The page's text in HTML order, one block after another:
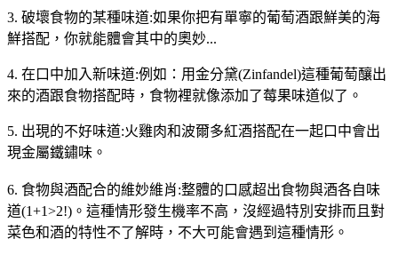
3. 破壞食物的某種味道:如果你把有單寧的葡萄酒跟鮮美的海
鮮搭配，你就能體會其中的奧妙...
4. 在口中加入新味道:例如：用金分黛(Zinfandel)這種葡萄釀出
來的酒跟食物搭配時，食物裡就像添加了莓果味道似了。
5. 出現的不好味道:火雞肉和波爾多紅酒搭配在一起口中會出
現金屬鐵鏽味。
6. 食物與酒配合的維妙維肖:整體的口感超出食物與酒各自味
道(1+1>2!)。這種情形發生機率不高，沒經過特別安排而且對
菜色和酒的特性不了解時，不大可能會遇到這種情形。